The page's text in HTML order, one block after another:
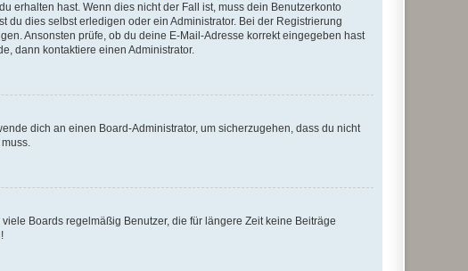
erhalten hast. Wenn dies nicht der Fall ist, muss dein Benutzerkonto
dies selbst erledigen oder ein Administrator. Bei der Registrierung
Ansonsten prüfe, ob du deine E-Mail-Adresse korrekt eingegeben hast
dann kontaktiere einen Administrator.
dich an einen Board-Administrator, um sicherzugehen, dass du nicht
Boards regelmäßig Benutzer, die für längere Zeit keine Beiträge